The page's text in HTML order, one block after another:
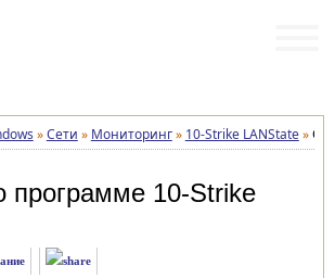
»Сети » Мониторинг» 10-Strike LANState»
программе 10-Strike